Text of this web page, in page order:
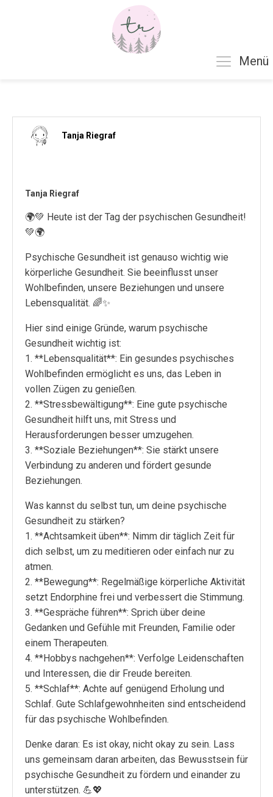
Menü
Tanja Riegraf
Tanja Riegraf
🌍💚 Heute ist der Tag der psychischen Gesundheit!
💚🌍
Psychische Gesundheit ist genauso wichtig wie
körperliche Gesundheit. Sie beeinflusst unser
Wohlbefinden, unsere Beziehungen und unsere
Lebensqualität. 🌈✨
Hier sind einige Gründe, warum psychische
Gesundheit wichtig ist:
1. **Lebensqualität**: Ein gesundes psychisches
Wohlbefinden ermöglicht es uns, das Leben in
vollen Zügen zu genießen.
2. **Stressbewältigung**: Eine gute psychische
Gesundheit hilft uns, mit Stress und
Herausforderungen besser umzugehen.
3. **Soziale Beziehungen**: Sie stärkt unsere
Verbindung zu anderen und fördert gesunde
Beziehungen.
Was kannst du selbst tun, um deine psychische
Gesundheit zu stärken?
1. **Achtsamkeit üben**: Nimm dir täglich Zeit für
dich selbst, um zu meditieren oder einfach nur zu
atmen.
2. **Bewegung**: Regelmäßige körperliche Aktivität
setzt Endorphine frei und verbessert die Stimmung.
3. **Gespräche führen**: Sprich über deine
Gedanken und Gefühle mit Freunden, Familie oder
einem Therapeuten.
4. **Hobbys nachgehen**: Verfolge Leidenschaften
und Interessen, die dir Freude bereiten.
5. **Schlaf**: Achte auf genügend Erholung und
Schlaf. Gute Schlafgewohnheiten sind entscheidend
für das psychische Wohlbefinden.
Denke daran: Es ist okay, nicht okay zu sein. Lass
uns gemeinsam daran arbeiten, das Bewusstsein für
psychische Gesundheit zu fördern und einander zu
unterstützen. 💪💖